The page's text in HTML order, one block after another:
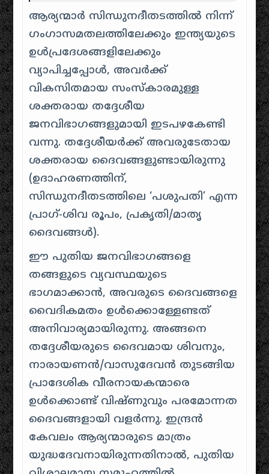
ആര്യന്മാർ സിന്ധുനദീതടത്തിൽ നിന്ന്
ഗംഗാസമതലത്തിലേക്കും ഇന്ത്യയുടെ
ഉൾപ്രദേശങ്ങളിലേക്കും
വ്യാപിച്ചപ്പോൾ, അവർക്ക്
വികസിതമായ സംസ്കാരമുള്ള
ശക്തരായ തദ്ദേശീയ
ജനവിഭാഗങ്ങളുമായി ഇടപഴകേണ്ടി
വന്നു. തദ്ദേശീയർക്ക് അവരുടേതായ
ശക്തരായ ദൈവങ്ങളുണ്ടായിരുന്നു
(ഉദാഹരണത്തിന്,
സിന്ധുനദീതടത്തിലെ ‘പശുപതി’ എന്ന
പ്രാഗ്-ശിവ രൂപം, പ്രകൃതി/മാതൃ
ദൈവങ്ങൾ).
ഈ പുതിയ ജനവിഭാഗങ്ങളെ
തങ്ങളുടെ വ്യവസ്ഥയുടെ
ഭാഗമാക്കാൻ, അവരുടെ ദൈവങ്ങളെ
വൈദികമതം ഉൾക്കൊള്ളേണ്ടത്
അനിവാര്യമായിരുന്നു. അങ്ങനെ
തദ്ദേശീയരുടെ ദൈവമായ ശിവനും,
നാരായണൻ/വാസുദേവൻ തുടങ്ങിയ
പ്രാദേശിക വീരനായകന്മാരെ
ഉൾക്കൊണ്ട് വിഷ്ണുവും പരമോന്നത
ദൈവങ്ങളായി വളർന്നു. ഇന്ദ്രൻ
കേവലം ആര്യന്മാരുടെ മാത്രം
യുദ്ധദേവനായിരുന്നതിനാൽ, പുതിയ